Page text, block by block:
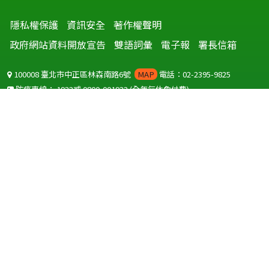
隱私權保護 資訊安全 著作權聲明
政府網站資料開放宣告
雙語詞彙 電子報 署長信箱
100008 臺北市中正區林森南路6號 MAP 電話：02-2395-9825
防疫專線：1922或0800-001922(全年無休免付費)